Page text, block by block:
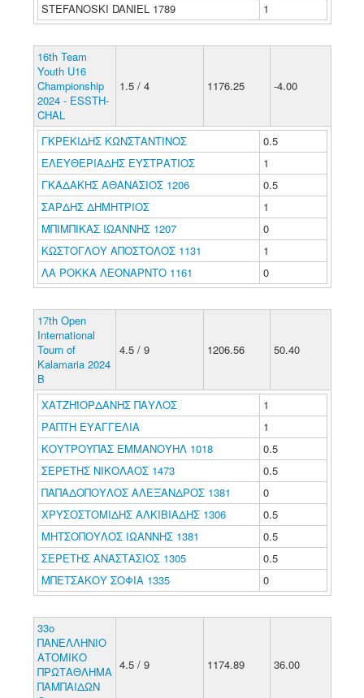
STEFANOSKI DANIEL 1789
1
16th Team
Youth U16
Championship
2024 - ESSTH-
CHAL
1.5 / 4 1176.25 -4.00
ΓΚΡΕΚΙΔΗΣ ΚΩΝΣΤΑΝΤΙΝΟΣ
0.5
ΕΛΕΥΘΕΡΙΑΔΗΣ ΕΥΣΤΡΑΤΙΟΣ
1
ΓΚΑΔΑΚΗΣ ΑΘΑΝΑΣΙΟΣ 1206
0.5
ΣΑΡΔΗΣ ΔΗΜΗΤΡΙΟΣ
1
ΜΠΙΜΠΙΚΑΣ ΙΩΑΝΝΗΣ 1207
0
ΚΩΣΤΟΓΛΟΥ ΑΠΟΣΤΟΛΟΣ 1131
1
ΛΑ ΡΟΚΚΑ ΛΕΟΝΑΡΝΤΟ 1161
0
17th Open
International
Tourn of
Kalamaria 2024
B
4.5 / 9 1206.56 50.40
ΧΑΤΖΗΪΟΡΔΑΝΗΣ ΠΑΥΛΟΣ
1
ΡΑΠΤΗ ΕΥΑΓΓΕΛΙΑ
1
ΚΟΥΤΡΟΥΠΑΣ ΕΜΜΑΝΟΥΗΛ 1018
0.5
ΣΕΡΕΤΗΣ ΝΙΚΟΛΑΟΣ 1473
0.5
ΠΑΠΑΔΟΠΟΥΛΟΣ ΑΛΕΞΑΝΔΡΟΣ 1381
0
ΧΡΥΣΟΣΤΟΜΙΔΗΣ ΑΛΚΙΒΙΑΔΗΣ 1306
0.5
ΜΗΤΣΟΠΟΥΛΟΣ ΙΩΑΝΝΗΣ 1381
0.5
ΣΕΡΕΤΗΣ ΑΝΑΣΤΑΣΙΟΣ 1305
0.5
ΜΠΕΤΣΑΚΟΥ ΣΟΦΙΑ 1335
0
33ο
ΠΑΝΕΛΛΗΝΙΟ
ΑΤΟΜΙΚΟ
ΠΡΩΤΑΘΛΗΜΑ
ΠΑΜΠΑΙΔΩΝ
4.5 / 9 1174.89 36.00